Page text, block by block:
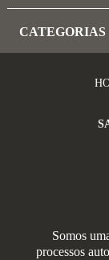
CATEGORIAS
Somos
processos